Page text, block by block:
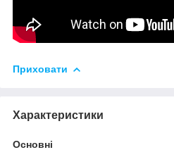
Приховати
Характеристики
Основні